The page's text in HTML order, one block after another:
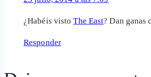
¿Habéis vistoThe East? Dan ganas
Responder